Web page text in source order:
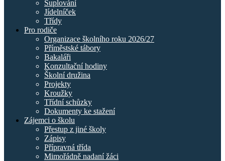
Suplování
Jídelníček
Třídy
Pro rodiče
Organizace školního roku 2026/27
Příměstské tábory
Bakaláři
Konzultační hodiny
Školní družina
Projekty
Kroužky
Třídní schůzky
Dokumenty ke stažení
Zájemci o školu
Přestup z jiné školy
Zápisy
Přípravná třída
Mimořádně nadaní žáci